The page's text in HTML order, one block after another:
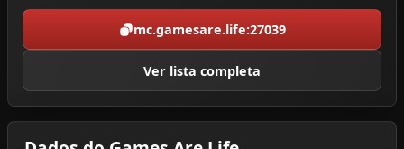
Login
Crie seu servidor
mc.gamesare.life:27039
Ver lista completa